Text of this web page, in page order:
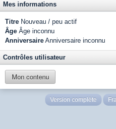
Mes informations
Titre Nouveau / peu actif
Âge Âge inconnu
Anniversaire Anniversaire inconnu
Contrôles utilisateur
Mon contenu
Version complète